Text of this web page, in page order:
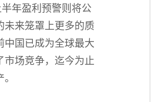
年盈利预警则将公
未来笼罩上更多的质
中国已成为全球最大
市场竞争，迄今为止